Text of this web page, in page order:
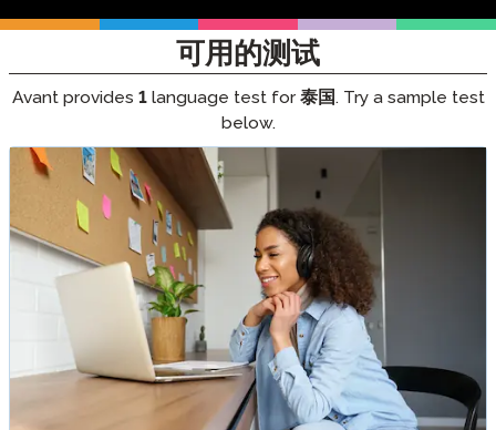
可用的测试
Avant provides 1language test for 泰国. Try a sample test
below.